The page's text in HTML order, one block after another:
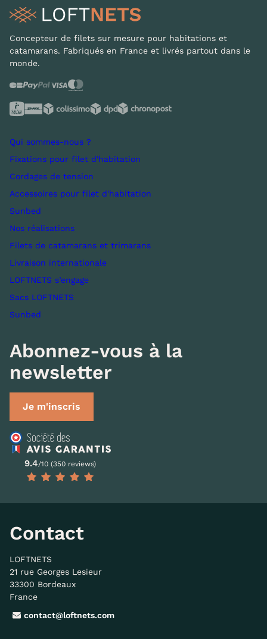
Concepteur de filets sur mesure pour habitations et
catamarans. Fabriqués en France et livrés partout dans le
monde.
Qui sommes-nous ?
Fixations pour filet d'habitation
Cordages de tension
Accessoires pour filet d'habitation
Sunbed
Nos réalisations
Filets de catamarans et trimarans
Livraison internationale
LOFTNETS s’engage
Sacs LOFTNETS
Sunbed
Abonnez-vous à la
newsletter
Je m'inscris
9.4/10 (350 reviews)
Contact
LOFTNETS
21 rue Georges Lesieur
33300 Bordeaux
France
contact@loftnets.com